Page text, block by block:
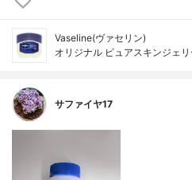
Vaseline(ヴァセリン)
オリジナル ピュアスキンジェリ
サファイヤ17